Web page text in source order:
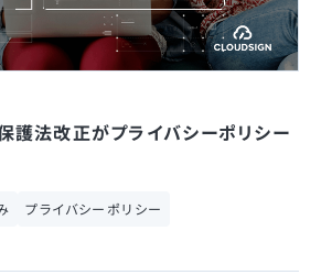
法改正がプライバシーポリシー
プライバシーポリシー